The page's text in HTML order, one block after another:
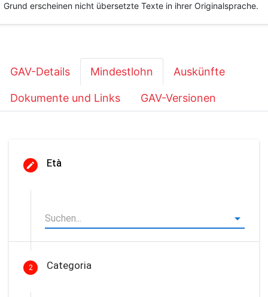
Grund erscheinen nicht übersetzte Texte in ihrer Originalsprache.
GAV-Details Mindestlohn Auskünfte
Dokumente und Links GAV-Versionen
Età
2 Categoria